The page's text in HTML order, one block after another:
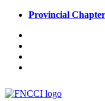
Provincial